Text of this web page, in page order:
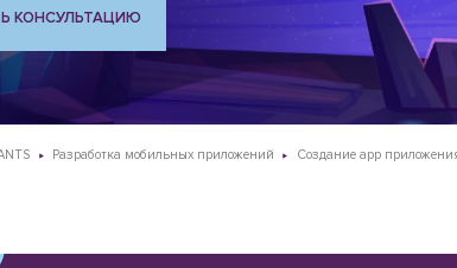
КОНСУЛЬТАЦИЮ
Разработка мобильных приложений Создание app